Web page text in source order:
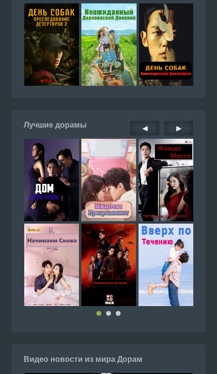
Лучшие дорамы ◀ ▶
Видео новости из мира Дорам